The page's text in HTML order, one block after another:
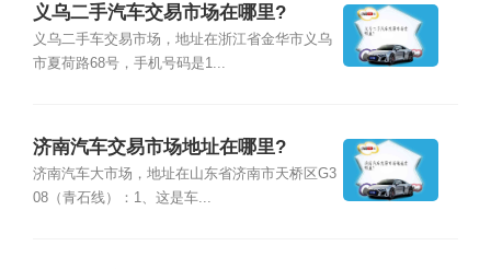
义乌二手汽车交易市场在哪里?
义乌二手车交易市场，地址在浙江省金华市义乌
市夏荷路68号，手机号码是1...
济南汽车交易市场地址在哪里?
济南汽车大市场，地址在山东省济南市天桥区G3
08（青石线）：1、这是车...